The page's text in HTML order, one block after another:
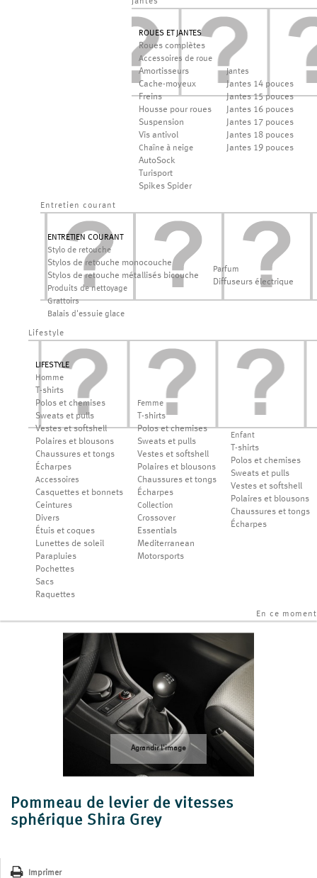
jantes
ROUES ET JANTES
Roues complètes
Accessoires de roue
Amortisseurs
Cache-moyeux
Freins
Housse pour roues
Suspension
Vis antivol
Chaîne à neige
AutoSock
Turisport
Spikes Spider
Jantes
Jantes 14 pouces
Jantes 15 pouces
Jantes 16 pouces
Jantes 17 pouces
Jantes 18 pouces
Jantes 19 pouces
Entretien courant
ENTRETIEN COURANT
Stylo de retouche
Stylos de retouche monocouche
Stylos de retouche métallisés bicouche
Produits de nettoyage
Grattoirs
Balais d'essuie glace
Parfum
Diffuseurs électrique
Lifestyle
LIFESTYLE
Homme
T-shirts
Polos et chemises
Sweats et pulls
Vestes et softshell
Polaires et blousons
Chaussures et tongs
Écharpes
Accessoires
Casquettes et bonnets
Ceintures
Divers
Étuis et coques
Lunettes de soleil
Parapluies
Pochettes
Sacs
Raquettes
Femme
T-shirts
Polos et chemises
Sweats et pulls
Vestes et softshell
Polaires et blousons
Chaussures et tongs
Écharpes
Collection
Crossover
Essentials
Mediterranean
Motorsports
Enfant
T-shirts
Polos et chemises
Sweats et pulls
Vestes et softshell
Polaires et blousons
Chaussures et tongs
Écharpes
En ce moment
Agrandir l'image
Pommeau de levier de vitesses
sphérique Shira Grey
Imprimer